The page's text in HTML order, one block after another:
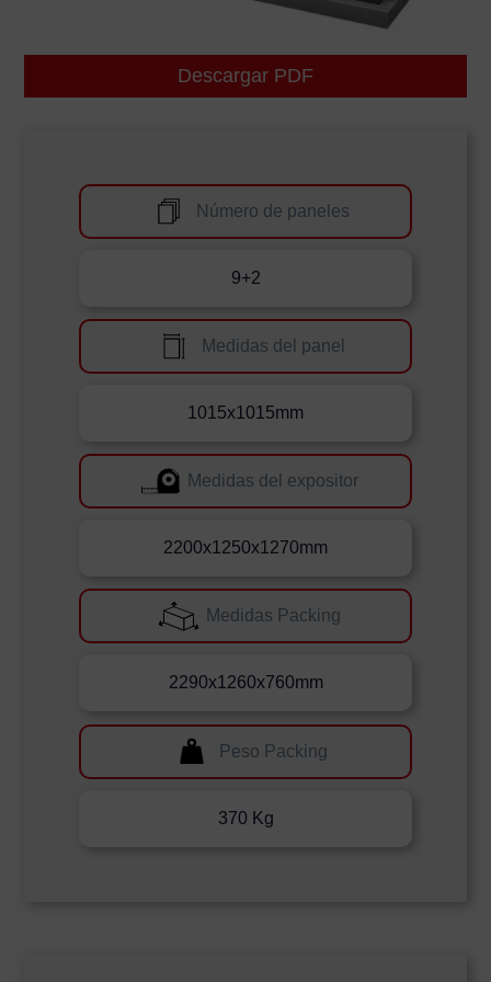
Descargar PDF
Número de paneles
9+2
Medidas del panel
1015x1015mm
Medidas del expositor
2200x1250x1270mm
Medidas Packing
2290x1260x760mm
Peso Packing
370 Kg